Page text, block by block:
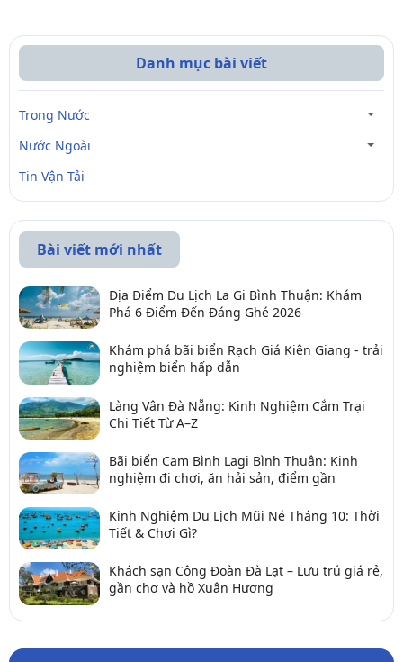
Danh mục bài viết
Trong Nước
Nước Ngoài
Tin Vận Tải
Bài viết mới nhất
Địa Điểm Du Lịch La Gi Bình Thuận: Khám
Phá 6 Điểm Đến Đáng Ghé 2026
Khám phá bãi biển Rạch Giá Kiên Giang - trải
nghiệm biển hấp dẫn
Làng Vân Đà Nẵng: Kinh Nghiệm Cắm Trại
Chi Tiết Từ A–Z
Bãi biển Cam Bình Lagi Bình Thuận: Kinh
nghiệm đi chơi, ăn hải sản, điểm gần
Kinh Nghiệm Du Lịch Mũi Né Tháng 10: Thời
Tiết & Chơi Gì?
Khách sạn Công Đoàn Đà Lạt – Lưu trú giá rẻ,
gần chợ và hồ Xuân Hương